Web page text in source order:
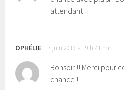
attendant
OPHÉLIE 7 juin 2019 à 19 h 41 min
Bonsoir !! Merci pour
chance !